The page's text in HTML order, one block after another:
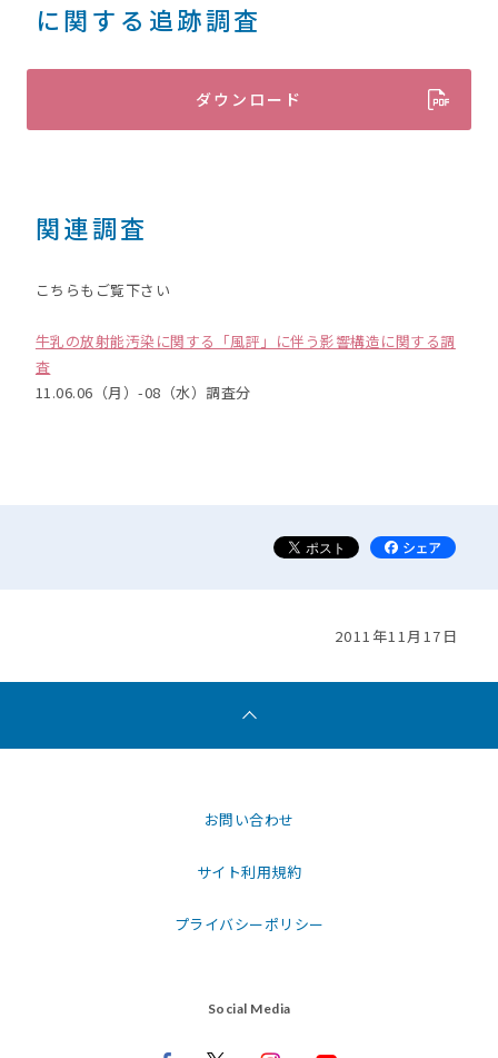
に関する追跡調査
ダウンロード
関連調査
こちらもご覧下さい
牛乳の放射能汚染に関する「風評」に伴う影響構造に関する調
査
11.06.06（月）-08（水）調査分
2011年11月17日
お問い合わせ
サイト利用規約
プライバシーポリシー
Social Media